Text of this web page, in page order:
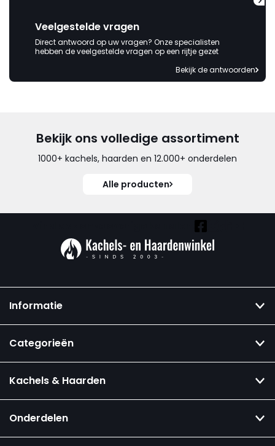
Veelgestelde vragen
Direct antwoord op uw vragen? Onze specialisten
hebben de veelgestelde vragen op een rijtje gezet
Bekijk de antwoorden
Bekijk ons volledige assortiment
1000+ kachels, haarden en 12.000+ onderdelen
Alle producten
Informatie
Categorieën
Kachels & Haarden
Onderdelen